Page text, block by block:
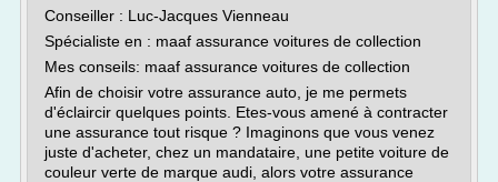
Conseiller : Luc-Jacques Vienneau
Spécialiste en : maaf assurance voitures de collection
Mes conseils: maaf assurance voitures de collection
Afin de choisir votre assurance auto, je me permets
d'éclaircir quelques points. Etes-vous amené à contracter
une assurance tout risque ? Imaginons que vous venez
juste d'acheter, chez un mandataire, une petite voiture de
couleur verte de marque audi, alors votre assurance